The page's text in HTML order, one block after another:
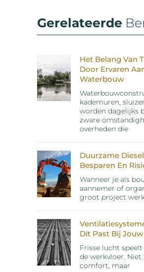
Gerelateerde
Het Belang Van
Door Ervaren
Waterbouw
kademuren,
worden dagelijks
zware
overheden die
Duurzame
Besparen En
Wanneer je als
aannemer of
groot project
Dit Past Bij
Frisse lucht
de werkvloer.
comfort, maar